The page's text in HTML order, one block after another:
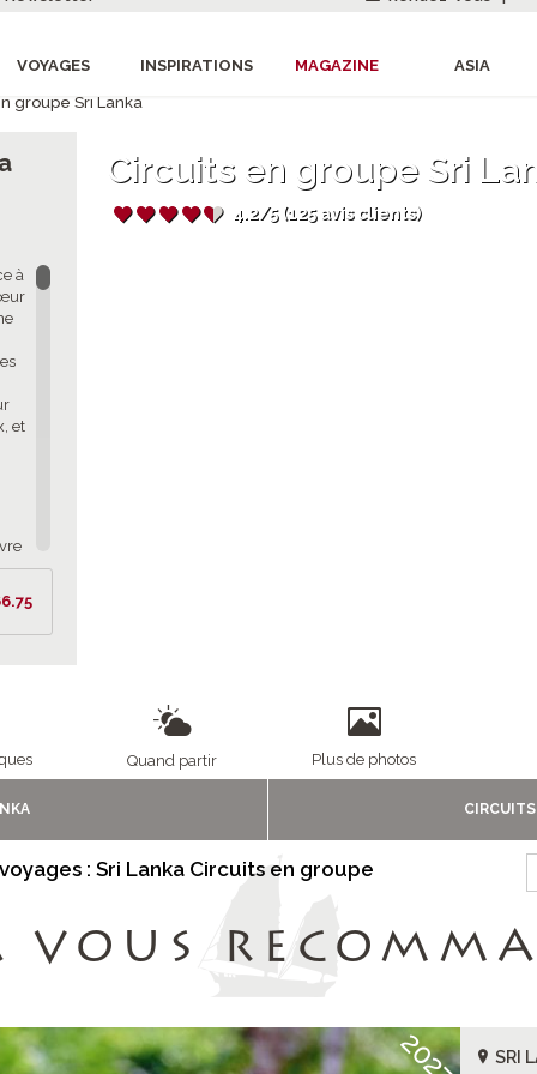
VOYAGES INSPIRATIONS MAGAZINE ASIA
groupe Sri Lanka
Circuits en groupe Sri
4.2/5 (125 avis clients)
à
et
Quand partir Plus de photos
: Sri Lanka Circuits en groupe
VOUS
SRI
2027